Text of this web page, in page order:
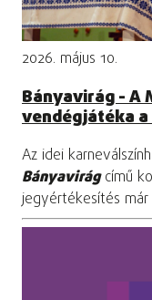
2026. május 10.
Bányavirág - A
vendégjátéka
Az idei
Bányavirágcímű
jegyértékesítés már